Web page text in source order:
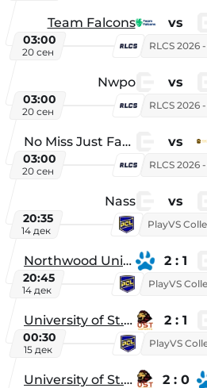
Team Falcons vs
03:00
20 сен
Nwpo vs
03:00
20 сен
No Miss Just Fake vs
03:00
20 сен
Nass vs
20:35
14 дек
Northwood University 2 : 1
20:45
14 дек
University of St. Thomas 2 : 1
00:30
15 дек
University of St. Thomas 2 : 0